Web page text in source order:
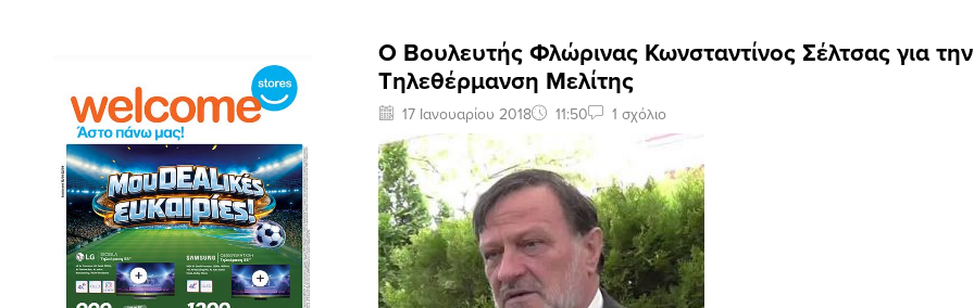
Ο Βουλευτής Φλώρινας Κωνσταντίνος Σέλτσας για την
Τηλεθέρμανση Μελίτης
17 Ιανουαρίου 2018 11:50 1 σχόλιο